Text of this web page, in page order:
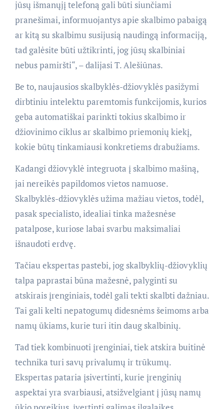
jūsų išmanųjį telefoną gali būti siunčiami
pranešimai, informuojantys apie skalbimo pabaigą
ar kitą su skalbimu susijusią naudingą informaciją,
tad galėsite būti užtikrinti, jog jūsų skalbiniai
nebus pamiršti“, – dalijasi T. Alešiūnas.
Be to, naujausios skalbyklės-džiovyklės pasižymi
dirbtiniu intelektu paremtomis funkcijomis, kurios
geba automatiškai parinkti tokius skalbimo ir
džiovinimo ciklus ar skalbimo priemonių kiekį,
kokie būtų tinkamiausi konkretiems drabužiams.
Kadangi džiovyklė integruota į skalbimo mašiną,
jai nereikės papildomos vietos namuose.
Skalbyklės-džiovyklės užima mažiau vietos, todėl,
pasak specialisto, idealiai tinka mažesnėse
patalpose, kuriose labai svarbu maksimaliai
išnaudoti erdvę.
Tačiau ekspertas pastebi, jog skalbyklių-džiovyklių
talpa paprastai būna mažesnė, palyginti su
atskirais įrenginiais, todėl gali tekti skalbti dažniau.
Tai gali kelti nepatogumų didesnėms šeimoms arba
namų ūkiams, kurie turi itin daug skalbinių.
Tad tiek kombinuoti įrenginiai, tiek atskira buitinė
technika turi savų privalumų ir trūkumų.
Ekspertas pataria įsivertinti, kurie įrenginių
aspektai yra svarbiausi, atsižvelgiant į jūsų namų